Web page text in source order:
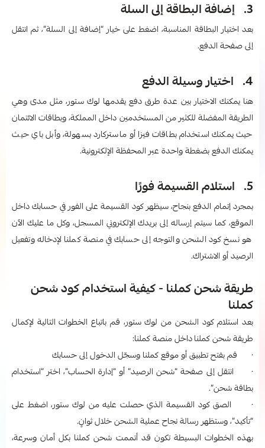
3. إضافة البطاقة إلى السلة
بعد اختيار البطاقة المناسبة، اضغط على خيار “إضافة إلى السلة”، ثم انتقل
إلى صفحة الدفع.
4. اختيار وسيلة الدفع
هنا يمكنك الاختيار بين عدة طرق دفع يقدمها لوك ستور، مثل مدى وهي
الطريقة المفضلة للكثير من المستخدمين داخل المملكة، وبطاقات الائتمان
حيث يمكنك استخدام بطاقات فيزا أو ماستركارد بسهولة، وأبل باي حيث
يمكنك الدفع بضغطة واحدة عبر المحفظة الإلكترونية.
5. استلام القسيمة فورًا
بمجرد إتمام الدفع بنجاح، سيظهر كود القسيمة على الفور في حسابك داخل
الموقع، كما سيتم إرساله إلى بريدك الإلكتروني المسجل، وكل ما عليك الآن
هو نسخ كود الشحن والتوجه إلى حسابك في منصة كملنا لإدخاله وتفعيل
الرصيد أو الاشتراك.
طريقة شحن كملنا - كيفية استخدام كود شحن
كملنا
بعد استلام كود الشحن من لوك ستور، قم باتباع الخطوات التالية لإكمال
طريقة شحن كملناداخل منصة كملنا:
· قم بفتح تطبيق أو موقع كملنا وسجّل الدخول إلى حسابك
· انتقل إلى صفحة “شحن الرصيد” أو “إدارة الحساب”، اختر “استخدام
بطاقة شحن”.
· الصق كود القسيمة الذي حصلت عليه من لوك ستور، اضغط على
“تأكيد”، وستظهر رسالة نجاح عملية الشحن خلال ثوانٍ.
بهذه الخطوات البسيطة تكون قد أتممت شحن كملنا بكل أمان وسرعة،